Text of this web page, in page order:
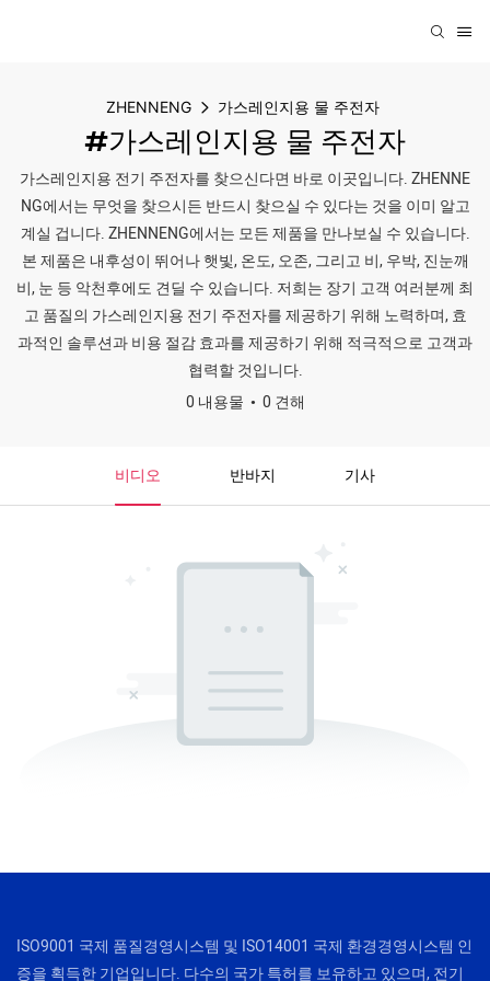
ZHENNENG 가스레인지용 물 주전자
#가스레인지용 물 주전자
가스레인지용 전기 주전자를 찾으신다면 바로 이곳입니다. ZHENNE
NG에서는 무엇을 찾으시든 반드시 찾으실 수 있다는 것을 이미 알고
계실 겁니다. ZHENNENG에서는 모든 제품을 만나보실 수 있습니다.
본 제품은 내후성이 뛰어나 햇빛, 온도, 오존, 그리고 비, 우박, 진눈깨
비, 눈 등 악천후에도 견딜 수 있습니다. 저희는 장기 고객 여러분께 최
고 품질의 가스레인지용 전기 주전자를 제공하기 위해 노력하며, 효
과적인 솔루션과 비용 절감 효과를 제공하기 위해 적극적으로 고객과
협력할 것입니다.
0 내용물
0 견해
비디오 반바지 기사
ISO9001 국제 품질경영시스템 및 ISO14001 국제 환경경영시스템 인
증을 획득한 기업입니다. 다수의 국가 특허를 보유하고 있으며, 전기